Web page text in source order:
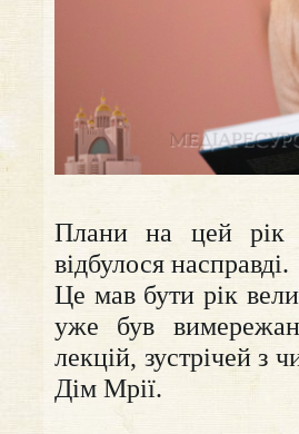
Плани на цей рік
відбулося насправді.
Це мав бути рік
уже був
лекцій, зустрічей з
Дім Мрії.